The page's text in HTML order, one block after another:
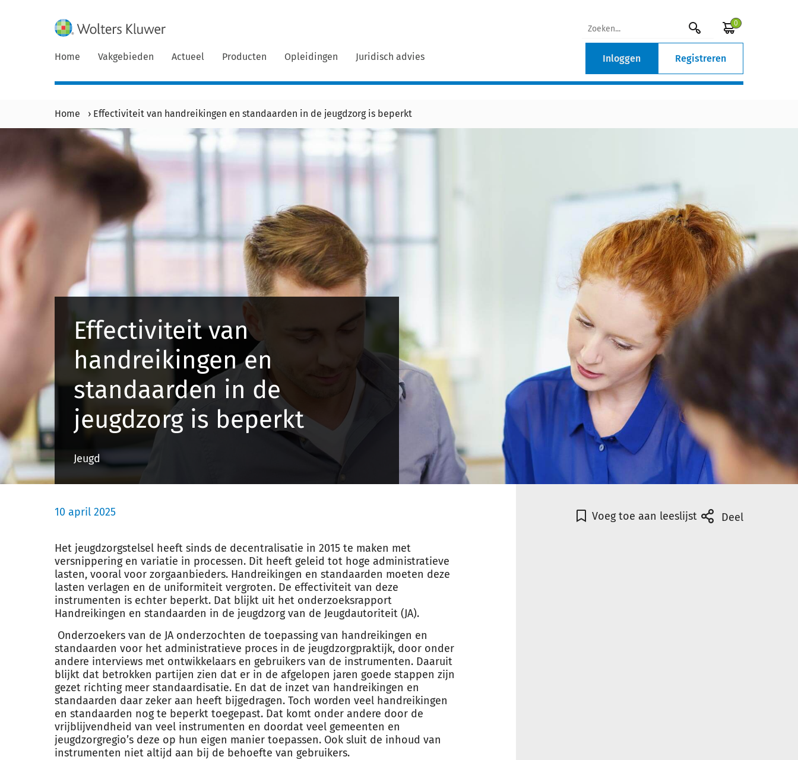
0
Home Vakgebieden Actueel Producten Opleidingen Juridisch advies Inloggen Registreren
Home › Effectiviteit van handreikingen en standaarden in de jeugdzorg is beperkt
Effectiviteit van
handreikingen en
standaarden in de
jeugdzorg is beperkt
Jeugd
10 april 2025
Het jeugdzorgstelsel heeft sinds de decentralisatie in 2015 te maken met
versnippering en variatie in processen. Dit heeft geleid tot hoge administratieve
lasten, vooral voor zorgaanbieders. Handreikingen en standaarden moeten deze
lasten verlagen en de uniformiteit vergroten. De effectiviteit van deze
instrumenten is echter beperkt. Dat blijkt uit het onderzoeksrapport
Handreikingen en standaarden in de jeugdzorg van de Jeugdautoriteit (JA).
Onderzoekers van de JA onderzochten de toepassing van handreikingen en
standaarden voor het administratieve proces in de jeugdzorgpraktijk, door onder
andere interviews met ontwikkelaars en gebruikers van de instrumenten. Daaruit
blijkt dat betrokken partijen zien dat er in de afgelopen jaren goede stappen zijn
gezet richting meer standaardisatie. En dat de inzet van handreikingen en
standaarden daar zeker aan heeft bijgedragen. Toch worden veel handreikingen
en standaarden nog te beperkt toegepast. Dat komt onder andere door de
vrijblijvendheid van veel instrumenten en doordat veel gemeenten en
jeugdzorgregio’s deze op hun eigen manier toepassen. Ook sluit de inhoud van
instrumenten niet altijd aan bij de behoefte van gebruikers.
Voeg toe aan leeslijst Deel